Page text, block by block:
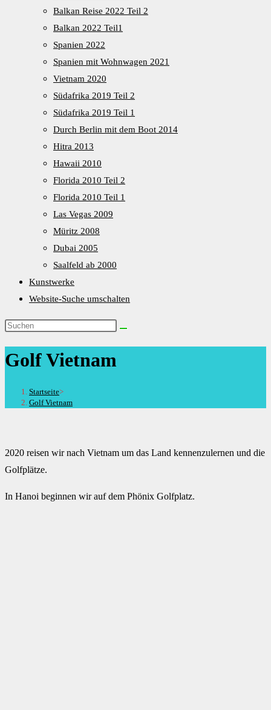
Balkan Reise 2022 Teil 2
Balkan 2022 Teil1
Spanien 2022
Spanien mit Wohnwagen 2021
Vietnam 2020
Südafrika 2019 Teil 2
Südafrika 2019 Teil 1
Durch Berlin mit dem Boot 2014
Hitra 2013
Hawaii 2010
Florida 2010 Teil 2
Florida 2010 Teil 1
Las Vegas 2009
Müritz 2008
Dubai 2005
Saalfeld ab 2000
Kunstwerke
Website-Suche umschalten
Golf Vietnam
Startseite>
Golf Vietnam
2020 reisen wir nach Vietnam um das Land kennenzulernen und die
Golfplätze.
In Hanoi beginnen wir auf dem Phönix Golfplatz.